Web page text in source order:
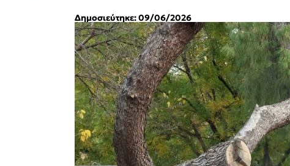
Δημοσιεύτηκε: 09/06/2026